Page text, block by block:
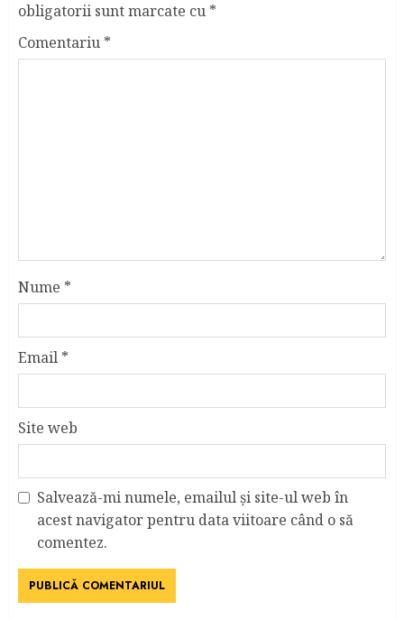
obligatorii sunt marcate cu *
Comentariu *
Nume *
Email *
Site web
Salvează-mi numele, emailul și site-ul web în
acest navigator pentru data viitoare când o să
comentez.